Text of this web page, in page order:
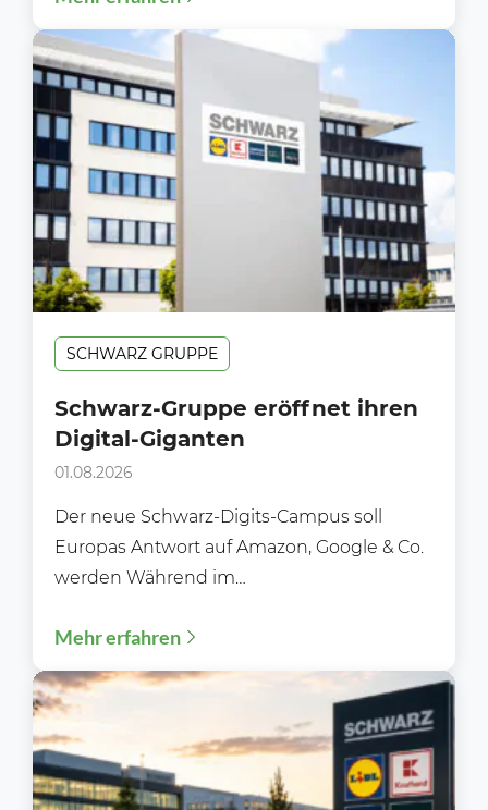
SCHWARZ GRUPPE
Schwarz-Gruppe eröffnet ihren
Digital-Giganten
01.08.2026
Der neue Schwarz-Digits-Campus soll
Europas Antwort auf Amazon, Google & Co.
werden Während im
Filialen, Preisaktionen oder Sortimente...
Mehr erfahren